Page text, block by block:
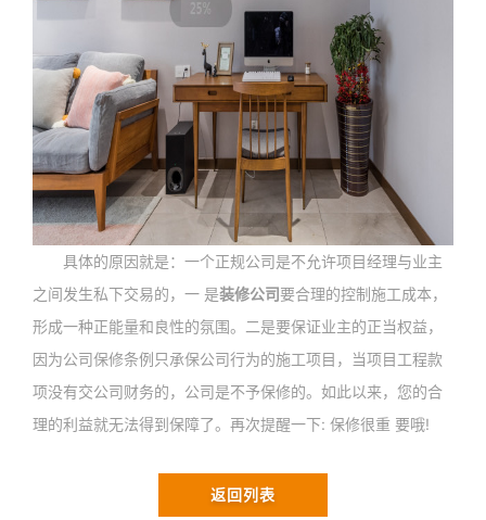
具体的原因就是：一个正规公司是不允许项目经理与业主
之间发生私下交易的，一 是装修公司要合理的控制施工成本，
形成一种正能量和良性的氛围。二是要保证业主的正当权益，
因为公司保修条例只承保公司行为的施工项目，当项目工程款
项没有交公司财务的，公司是不予保修的。如此以来，您的合
理的利益就无法得到保障了。再次提醒一下: 保修很重 要哦!
返回列表